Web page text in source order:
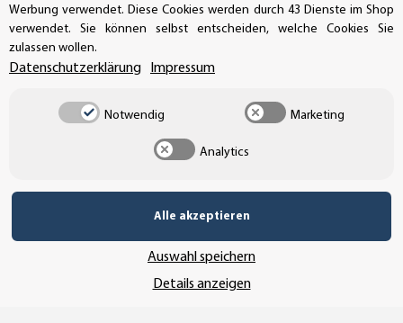
* Alle Preise inkl. gesetzlicher USt., zzgl.
Werbung verwendet. Diese Cookies werden durch 43 Dienste im Shop
verwendet. Sie können selbst entscheiden, welche Cookies Sie
zulassen wollen.
Datenschutzerklärung Impressum
Notwendig Marketing
Analytics
Alle akzeptieren
Auswahl speichern
Details anzeigen